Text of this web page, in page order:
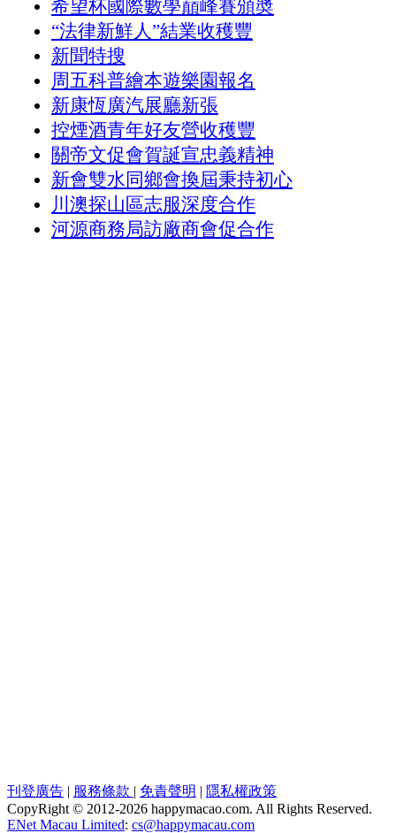
希望杯國際數學巔峰賽頒奬
“法律新鮮人”結業收穫豐
新聞特搜
周五科普繪本遊樂園報名
新康恆廣汽展廳新張
控煙酒青年好友營收穫豐
關帝文促會賀誕宣忠義精神
新會雙水同鄉會換屆秉持初心
川澳探山區志服深度合作
河源商務局訪廠商會促合作
刊登廣告 | 服務條款 | 免責聲明 | 隱私權政策
CopyRight © 2012-2026 happymacao.com. All Rights Reserved.
ENet Macau Limited: cs@happymacau.com